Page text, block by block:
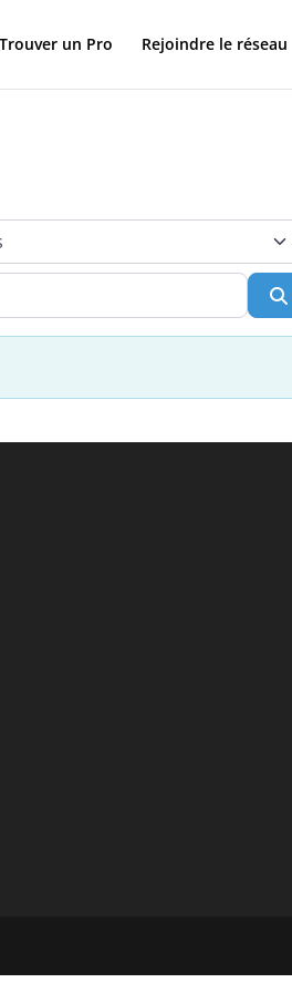
Trouver un Pro Rejoindre le réseau